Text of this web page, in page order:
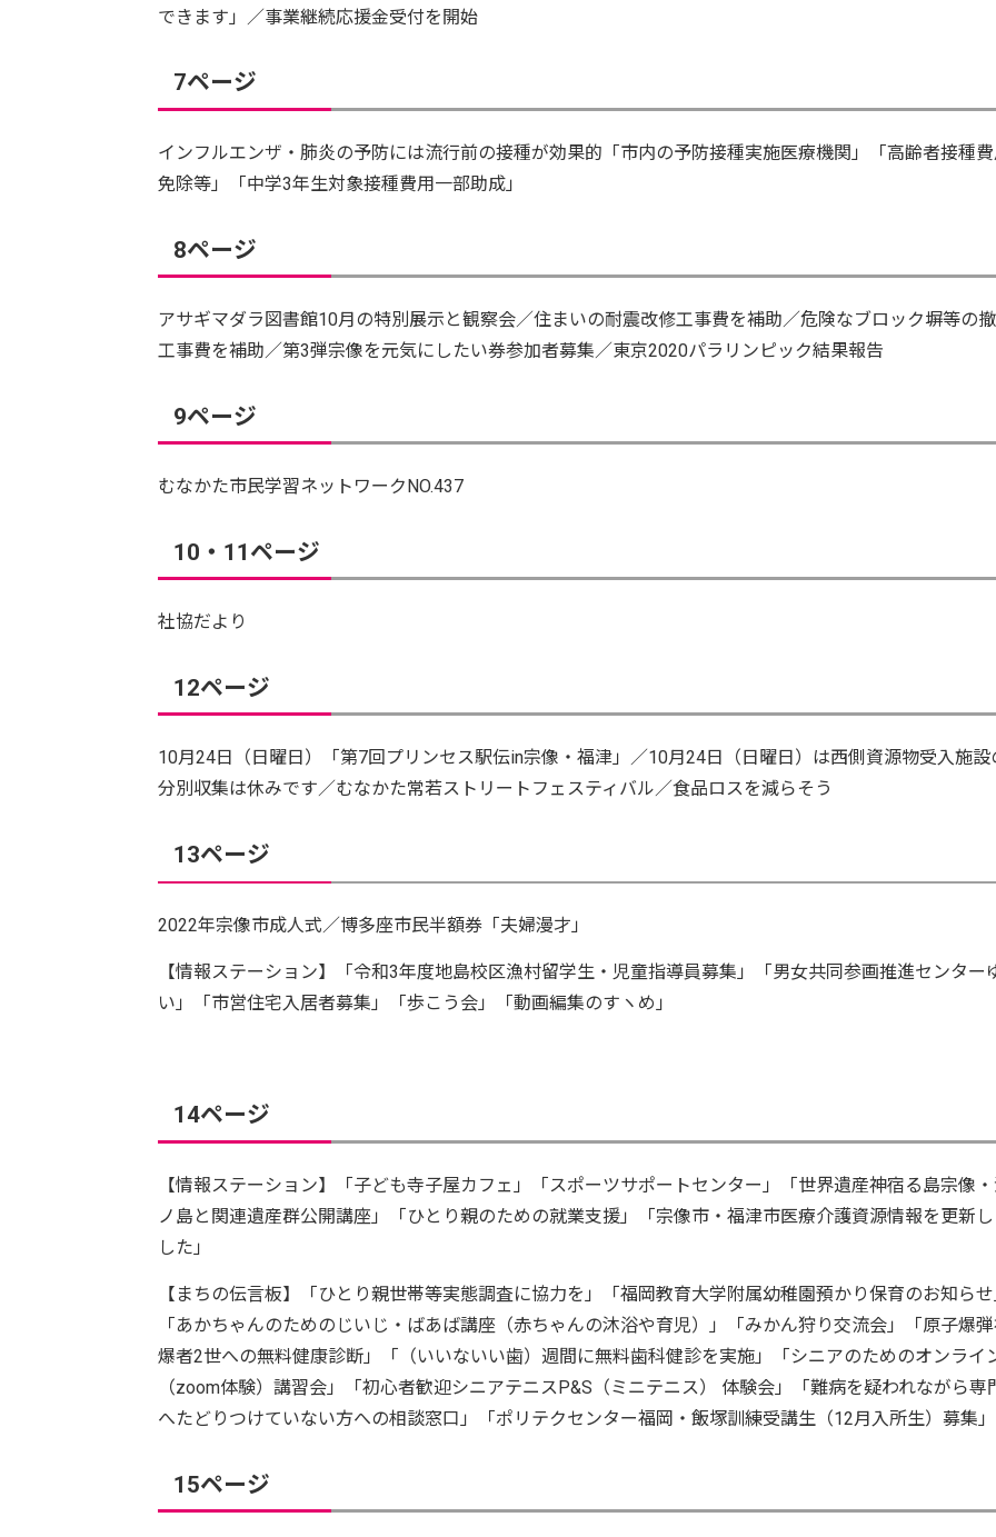
できます」／事業継続応援金受付を開始
7ページ
インフルエンザ・肺炎の予防には流行前の接種が効果的「市内の予防接種実施医療機関」「高齢者接種
免除等」「中学3年生対象接種費用一部助成」
8ページ
アサギマダラ図書館10月の特別展示と観察会／住まいの耐震改修工事費を補助／危険なブロック塀等の
工事費を補助／第3弾宗像を元気にしたい券参加者募集／東京2020パラリンピック結果報告
9ページ
むなかた市民学習ネットワークNO.437
10・11ページ
社協だより
12ページ
10月24日（日曜日）「第7回プリンセス駅伝in宗像・福津」／10月24日（日曜日）は西側資源物受入施設
分別収集は休みです／むなかた常若ストリートフェスティバル／食品ロスを減らそう
13ページ
2022年宗像市成人式／博多座市民半額券「夫婦漫才」
【情報ステーション】「令和3年度地島校区漁村留学生・児童指導員募集」「男女共同参画推進センター
い」「市営住宅入居者募集」「歩こう会」「動画編集のすヽめ」
14ページ
【情報ステーション】「子ども寺子屋カフェ」「スポーツサポートセンター」「世界遺産神宿る島宗像
ノ島と関連遺産群公開講座」「ひとり親のための就業支援」「宗像市・福津市医療介護資源情報を更新
した」
【まちの伝言板】「ひとり親世帯等実態調査に協力を」「福岡教育大学附属幼稚園預かり保育のお知ら
「あかちゃんのためのじいじ・ばあば講座（赤ちゃんの沐浴や育児）」「みかん狩り交流会」「原子爆
爆者2世への無料健康診断」「（いいないい歯）週間に無料歯科健診を実施」「シニアのためのオンライ
（zoom体験）講習会」「初心者歓迎シニアテニスP&S（ミニテニス） 体験会」「難病を疑われながら専
へたどりつけていない方への相談窓口」「ポリテクセンター福岡・飯塚訓練受講生（12月入所生）募集」
15ページ